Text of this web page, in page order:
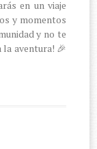
en un viaje
y momentos
y no te
la aventura! 🎉